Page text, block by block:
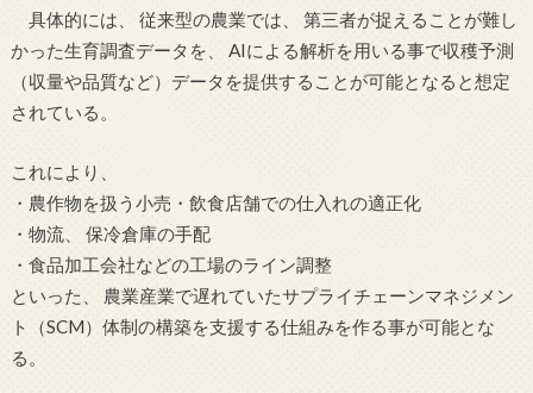
具体的には、 従来型の農業では、 第三者が捉えることが難し
かった生育調査データを、 AIによる解析を用いる事で収穫予測
（収量や品質など）データを提供することが可能となると想定
されている。
これにより、
・農作物を扱う小売・飲食店舗での仕入れの適正化
・物流、 保冷倉庫の手配
・食品加工会社などの工場のライン調整
といった、 農業産業で遅れていたサプライチェーンマネジメン
ト（SCM）体制の構築を支援する仕組みを作る事が可能とな
る。